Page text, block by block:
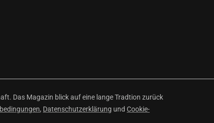
Das Magazin blick auf eine lange Tradtion zurück
, Datenschutzerklärung und Cookie-